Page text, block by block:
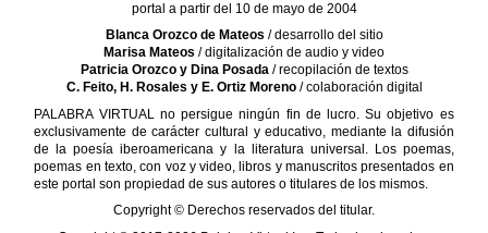
portal a partir del 10 de mayo de 2004
Blanca Orozco de Mateos / desarrollo del sitio
Marisa Mateos / digitalización de audio y video
Patricia Orozco y Dina Posada/ recopilación de textos
C. Feito, H. Rosales y E. Ortiz Moreno/ colaboración digital
PALABRA VIRTUAL no persigue ningún fin de lucro. Su objetivo es
exclusivamente de carácter cultural y educativo, mediante la difusión
de la poesía iberoamericana y la literatura universal. Los poemas,
poemas en texto, con voz y video, libros y manuscritos presentados en
este portal son propiedad de sus autores o titulares de los mismos.
Copyright © Derechos reservados del titular.